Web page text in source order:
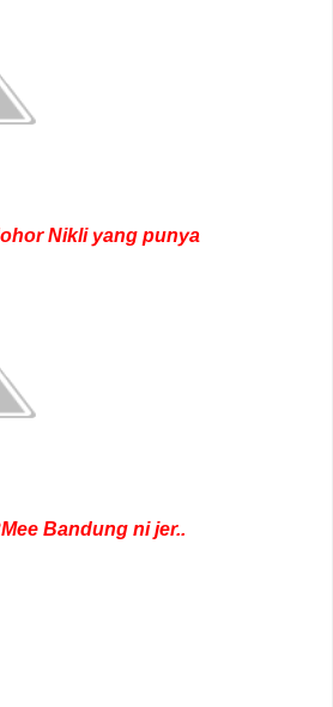
Nikli yang punya
Bandung ni jer..